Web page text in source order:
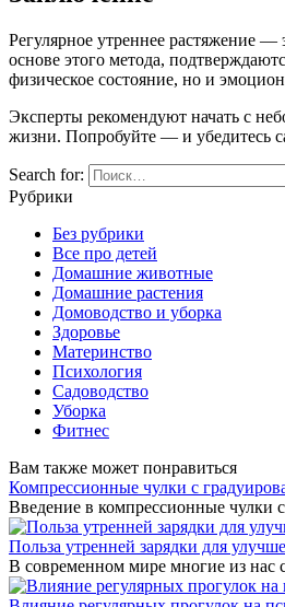
Регулярное утреннее растяжение
основе этого метода,
физическое состояние, но и
Эксперты рекомендуют начать с
жизни. Попробуйте — и убедитесь
Search for:
Рубрики
Без рубрики
Все про детей
Домашние животные
Домашние растения
Домоводство и уборка
Здоровье
Материнство
Психология
Садоводство
Уборка
Фитнес
Вам также может понравиться
Компрессионные чулки с
Введение в компрессионные чулки
Польза утренней зарядки для
В современном мире многие из нас